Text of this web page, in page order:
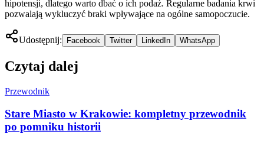
hipotensji, dlatego warto dbać o ich podaż. Regularne badania krwi
pozwalają wykluczyć braki wpływające na ogólne samopoczucie.
Udostępnij: Facebook Twitter LinkedIn WhatsApp
Czytaj dalej
Przewodnik
Stare Miasto w Krakowie: kompletny przewodnik
po pomniku historii